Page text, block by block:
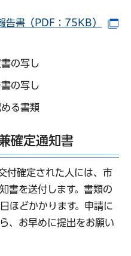
告書（PDF：75KB）
の写し
の写し
る書類
確定通知書
付確定された人には、市
書を送付します。書類の
ほどかかります。申請に
、お早めに提出をお願い